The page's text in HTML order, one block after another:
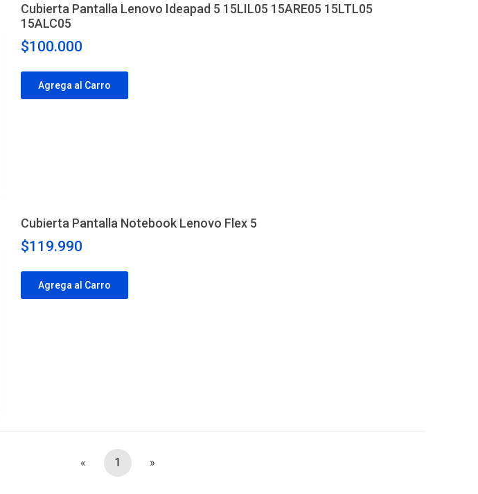
Cubierta Pantalla Lenovo Ideapad 5 15LIL05 15ARE05 15LTL05
15ALC05
$100.000
Agrega al Carro
Cubierta Pantalla Notebook Lenovo Flex 5
$119.990
Agrega al Carro
« 1 »